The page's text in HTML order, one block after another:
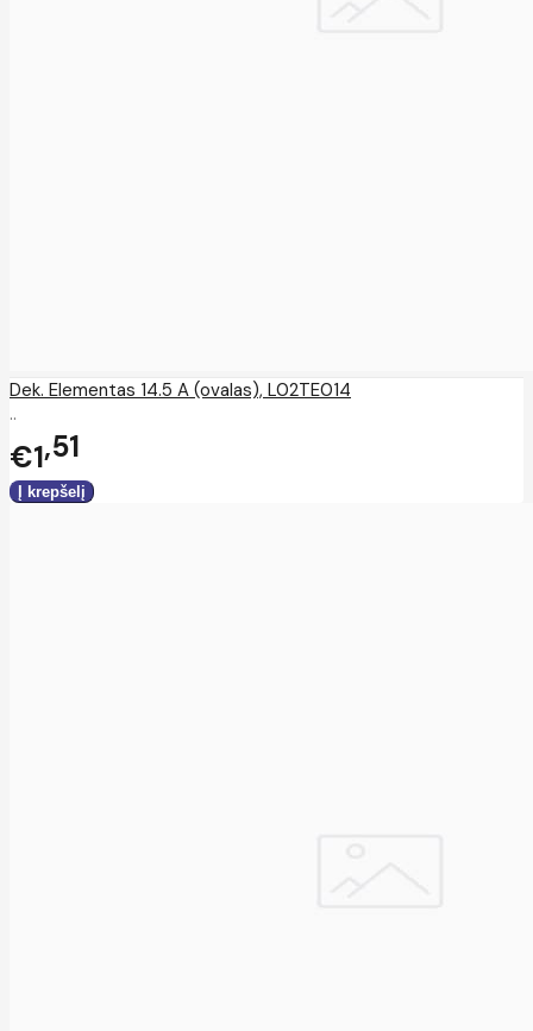
Dek. Elementas 14.5 A (ovalas), L02TE014
..
€1 51